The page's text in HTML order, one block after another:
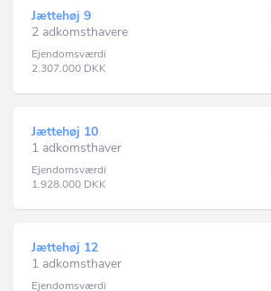
Jættehøj 9
2 adkomsthavere
Ejendomsværdi
2.307.000 DKK
Jættehøj 10
1 adkomsthaver
Ejendomsværdi
1.928.000 DKK
Jættehøj 12
1 adkomsthaver
Ejendomsværdi